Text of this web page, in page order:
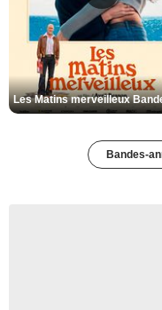
Bandes-